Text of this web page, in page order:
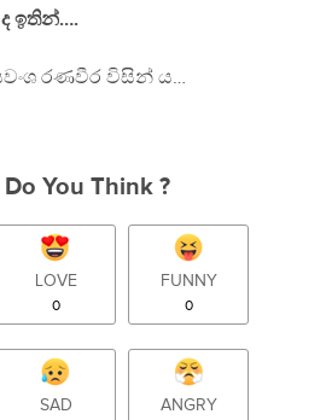
ඉතින්….
රණවීර විසින් ය…
You Think ?
LOVE
0
FUNNY
0
SAD ANGRY